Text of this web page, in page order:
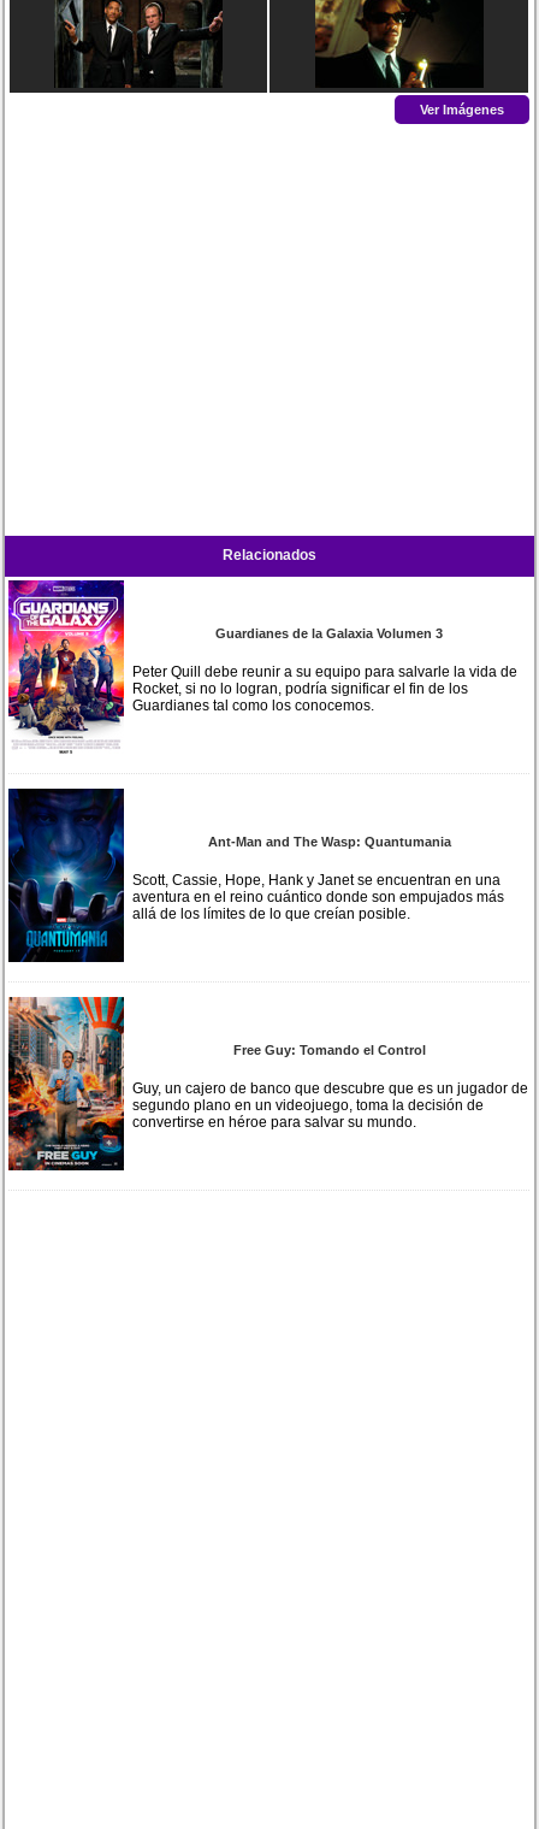
Ver Imágenes
Relacionados
Guardianes de la Galaxia Volumen 3
Peter Quill debe reunir a su equipo para salvarle la vida de
Rocket, si no lo logran, podría significar el fin de los
Guardianes tal como los conocemos.
Ant-Man and The Wasp: Quantumania
Scott, Cassie, Hope, Hank y Janet se encuentran en una
aventura en el reino cuántico donde son empujados más
allá de los límites de lo que creían posible.
Free Guy: Tomando el Control
Guy, un cajero de banco que descubre que es un jugador de
segundo plano en un videojuego, toma la decisión de
convertirse en héroe para salvar su mundo.